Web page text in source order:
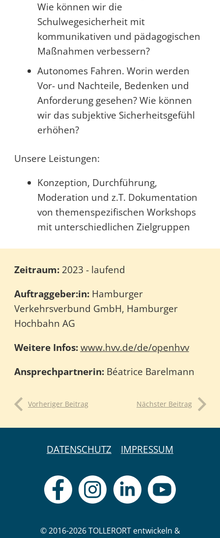
Wie können wir die
Schulwegesicherheit mit
kommunikativen und pädagogischen
Maßnahmen verbessern?
Autonomes Fahren. Worin werden
Vor- und Nachteile, Bedenken und
Anforderung gesehen? Wie können
wir das subjektive Sicherheitsgefühl
erhöhen?
Unsere Leistungen:
Konzeption, Durchführung,
Moderation und z.T. Dokumentation
von themenspezifischen Workshops
mit unterschiedlichen Zielgruppen
Zeitraum: 2023 - laufend
Auftraggeber:in: Hamburger
Verkehrsverbund GmbH, Hamburger
Hochbahn AG
Weitere Infos:www.hvv.de/de/openhvv
Ansprechpartnerin:Béatrice Barelmann
Vorheriger Beitrag Nächster Beitrag
DATENSCHUTZ IMPRESSUM
© 2016-2026 TOLLERORT entwickeln &